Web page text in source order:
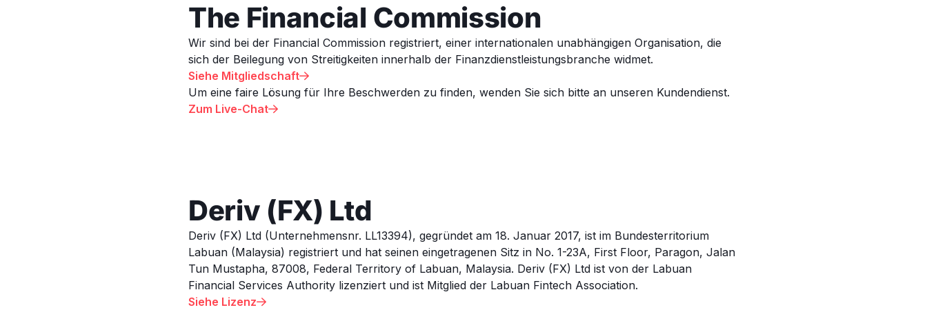
The Financial Commission
Wir sind bei der Financial Commission registriert, einer internationalen unabhängigen Organisation, die
sich der Beilegung von Streitigkeiten innerhalb der Finanzdienstleistungsbranche widmet.
Siehe Mitgliedschaft
Um eine faire Lösung für Ihre Beschwerden zu finden, wenden Sie sich bitte an unseren Kundendienst.
Zum Live-Chat
Deriv (FX) Ltd
Deriv (FX) Ltd (Unternehmensnr. LL13394), gegründet am 18. Januar 2017, ist im Bundesterritorium
Labuan (Malaysia) registriert und hat seinen eingetragenen Sitz in No. 1-23A, First Floor, Paragon, Jalan
Tun Mustapha, 87008, Federal Territory of Labuan, Malaysia. Deriv (FX) Ltd ist von der Labuan
Financial Services Authority lizenziert und ist Mitglied der Labuan Fintech Association.
Siehe Lizenz